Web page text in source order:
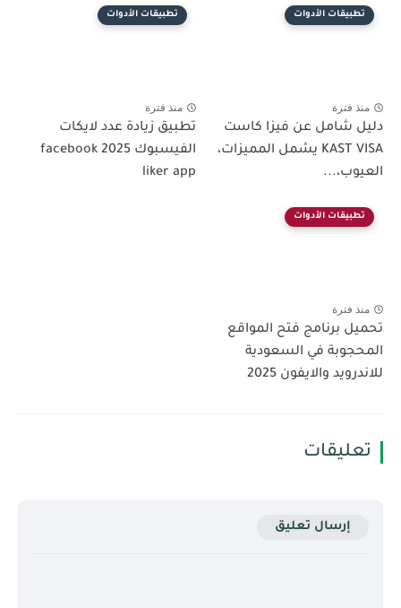
تطبيقات الأدوات
منذ فترة
دليل شامل عن فيزا كاست
KAST VISA يشمل المميزات،
العيوب،...
تطبيقات الأدوات
منذ فترة
تطبيق زيادة عدد لايكات
الفيسبوك 2025 facebook
liker app
تطبيقات الأدوات
منذ فترة
تحميل برنامج فتح المواقع
المحجوبة في السعودية
للاندرويد والايفون 2025
تعليقات
إرسال تعليق